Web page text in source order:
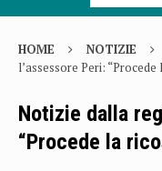
HOME NOTIZIE
l’assessore Peri:
Notizie dalla
“Procede la